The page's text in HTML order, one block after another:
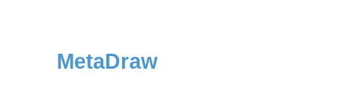
MetaDraw